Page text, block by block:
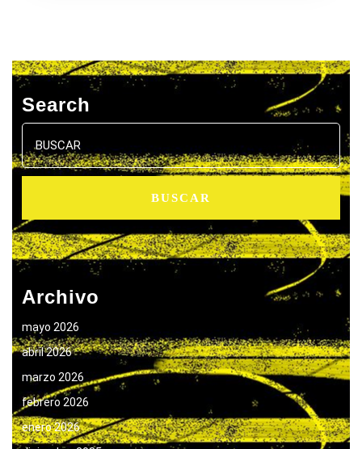
Search
Buscar:
Archivo
mayo 2026
abril 2026
marzo 2026
febrero 2026
enero 2026